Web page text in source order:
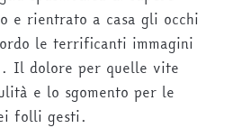
e rientrato a casa gli occhi
le terrificanti immagini
Il dolore per quelle vite
e lo sgomento per le
folli gesti.